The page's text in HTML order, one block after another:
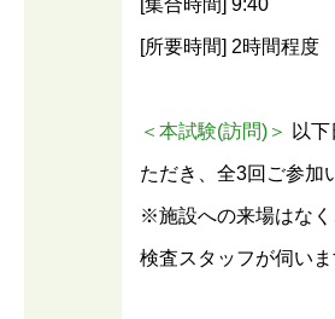
[集合時間] 9:40
[所要時間] 2時間程度
＜本試験(訪問)＞ 以
ただき、全3回ご参加
※施設への来場はな
検査スタッフが伺いま